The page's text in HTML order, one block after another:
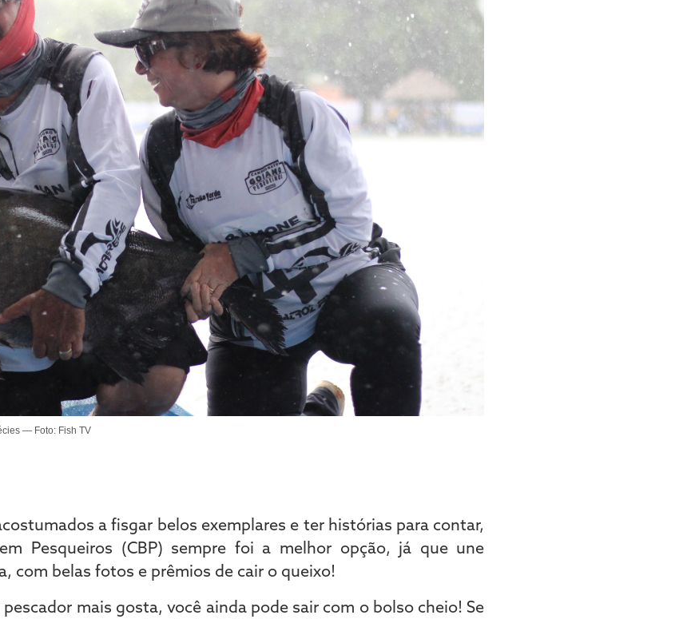
— Foto: Fish TV
a fisgar belos exemplares e ter histórias para contar,
Pesqueiros (CBP) sempre foi a melhor opção, já que une
com belas fotos e prêmios de cair o queixo!
mais gosta, você ainda pode sair com o bolso cheio! Se